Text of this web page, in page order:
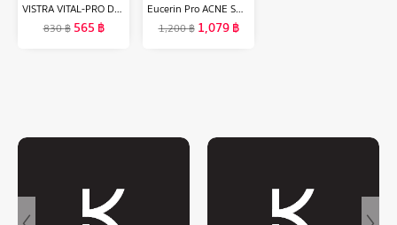
VISTRA VITAL-PRO Daily Complete Probiotics ( 30 Capsules) วิสทร้า ไวเทิล-โปร เดลี่ คอมพลีท โพรไบโอติกส์ ( 30 แคปซูล )
830฿ 565 ฿
Eucerin Pro ACNE SOLUTION TRIPLE EFFECT SERUM 40 ML ยูเซอริน โปร แอคเน่ โซลูชั่น ทริปเปิล เอฟเฟค เซรั่ม 40มล.
1,200฿ 1,079฿